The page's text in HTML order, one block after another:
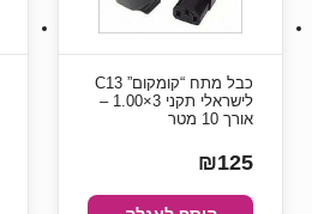
כבל מתח “קומקום” C13
לישראלי תקני 3×1.00 –
אורך 10 מטר
₪125